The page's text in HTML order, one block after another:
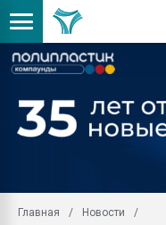
Главная
Новости